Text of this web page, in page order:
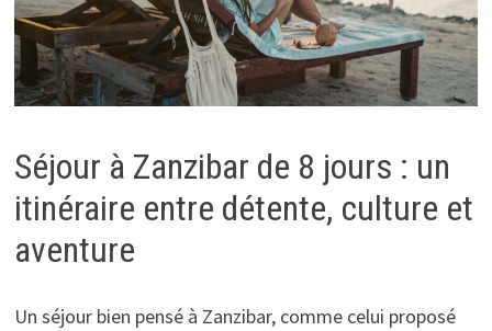
Séjour à Zanzibar de 8 jours : un
itinéraire entre détente, culture et
aventure
Un séjour bien pensé à Zanzibar, comme celui proposé